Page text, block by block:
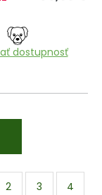
dostupnosť
2 3
4